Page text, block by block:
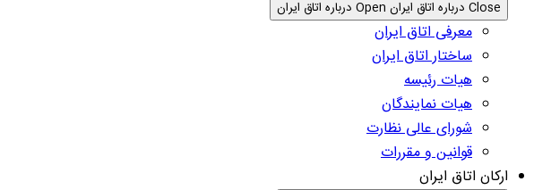
Close درباره اتاق ایران Open درباره اتاق ایران
معرفی اتاق ایران
ساختار اتاق ایران
هیات رئیسه
هیات نمایندگان
شورای عالی نظارت
قوانین و مقررات
ارکان اتاق ایران